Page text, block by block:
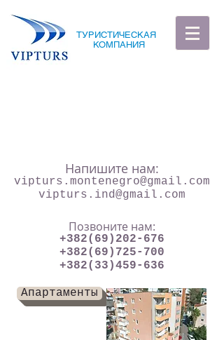
ТУРИСТИЧЕСКАЯ
КОМПАНИЯ
Напишите нам:
vipturs.montenegro@gmail.com
vipturs.ind@gmail.com
Позвоните нам:
+382(69)202-676
+382(69)725-700
+382(33)459-636
Апартаменты